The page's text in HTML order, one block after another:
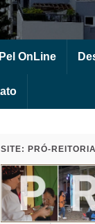
OnLine
SITE: PRÓ-